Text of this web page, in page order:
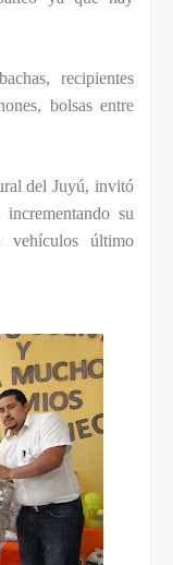
recipientes
bolsas entre
del Juyú, invitó
su
vehículos último